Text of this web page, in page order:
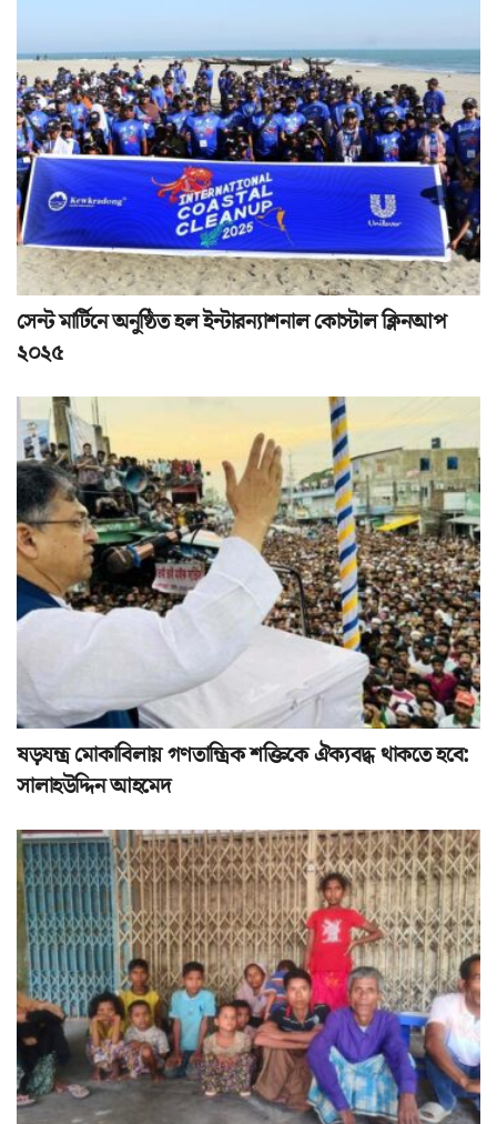
সেন্ট মার্টিনে অনুষ্ঠিত হল ইন্টারন্যাশনাল কোস্টাল ক্লিনআপ
২০২৫
ষড়যন্ত্র মোকাবিলায় গণতান্ত্রিক শক্তিকে ঐক্যবদ্ধ থাকতে হবে:
সালাহউদ্দিন আহমেদ